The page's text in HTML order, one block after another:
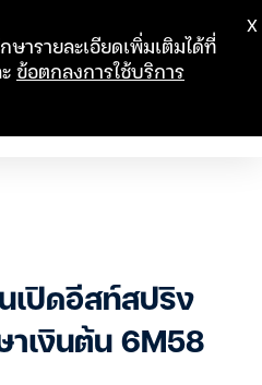
เปิดอีสท์สปริง
เงินต้น 6M58
ารายละเอียดเพิ่มเติมได้ที่
ข้อตกลงการใช้บริการ
X